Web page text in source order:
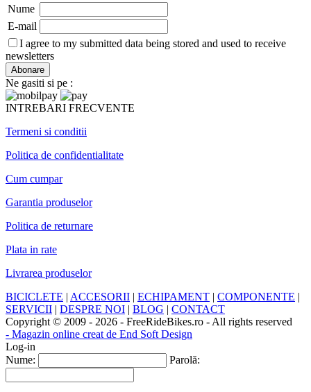
Nume
E-mail
I agree to my submitted data being stored and used to receive
newsletters
Ne gasiti si pe :
INTREBARI FRECVENTE
Termeni si conditii
Politica de confidentialitate
Cum cumpar
Garantia produselor
Politica de returnare
Plata in rate
Livrarea produselor
BICICLETE | ACCESORII | ECHIPAMENT | COMPONENTE |
SERVICII | DESPRE NOI | BLOG | CONTACT
Copyright © 2009 - 2026 - FreeRideBikes.ro - All rights reserved
- Magazin online creat de End Soft Design
Log-in
Nume:
Parolă: